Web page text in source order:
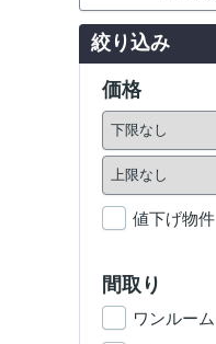
絞り込み
価格
値下げ物件
間取り
ワンルーム